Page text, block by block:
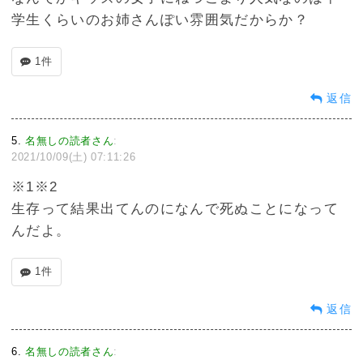
学生くらいのお姉さんぽい雰囲気だからか？
1件
返信
5 名無しの読者さん:
2021/10/09(土) 07:11:26
※1※2
生存って結果出てんのになんで死ぬことになって
んだよ。
1件
返信
6 名無しの読者さん: